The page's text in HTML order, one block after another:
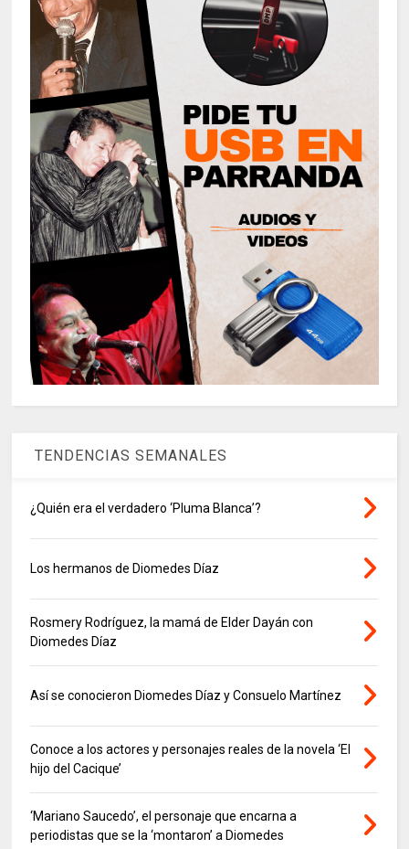
TENDENCIAS SEMANALES
¿Quién era el verdadero ‘Pluma Blanca’?
Los hermanos de Diomedes Díaz
Rosmery Rodríguez, la mamá de Elder Dayán con
Diomedes Díaz
Así se conocieron Diomedes Díaz y Consuelo Martínez
Conoce a los actores y personajes reales de la novela ‘El
hijo del Cacique’
‘Mariano Saucedo’, el personaje que encarna a
periodistas que se la ‘montaron’ a Diomedes